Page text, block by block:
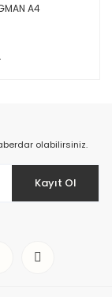
A4
olabilirsiniz.
Kayıt Ol